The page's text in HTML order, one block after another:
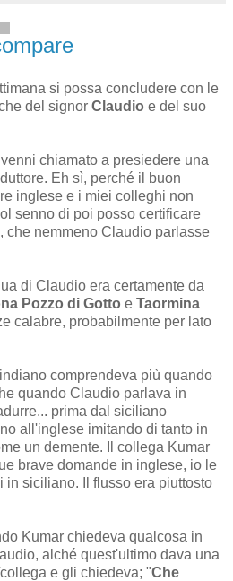
si possa concludere con le
del signor Claudio e del suo
chiamato a presiedere una
Eh sì, perché il buon
inglese e i miei colleghi non
senno di poi posso certificare
che nemmeno Claudio parlasse
di Claudio era certamente da
Pozzo di Gotto e Taormina
calabre, probabilmente per lato
comprendeva più quando
quando Claudio parlava in
prima dal siciliano
all'inglese imitando di tanto in
un demente. Il collega Kumar
brave domande in inglese, io le
in siciliano. Il flusso era piuttosto
Kumar chiedeva qualcosa in
alché quest'ultimo dava una
e gli chiedeva; "Che